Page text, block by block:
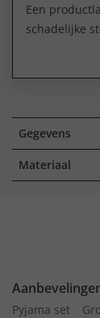
Een
schadelijke
Gegevens
Materiaal
Pyjama set